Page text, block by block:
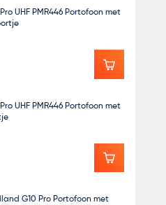
UHF PMR446 Portofoon met
UHF PMR446 Portofoon met
G10 Pro Portofoon met